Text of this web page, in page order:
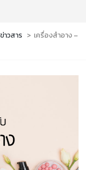
ข่าวสาร > เครื่องสำอาง –